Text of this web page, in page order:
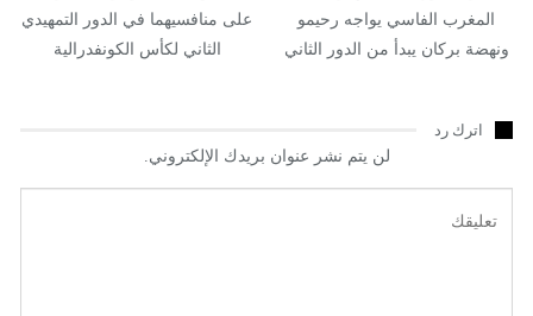
المغرب الفاسي يواجه رحيمو
ونهضة بركان يبدأ من الدور الثاني
على منافسيهما في الدور التمهيدي
الثاني لكأس الكونفدرالية
اترك رد
لن يتم نشر عنوان بريدك الإلكتروني.